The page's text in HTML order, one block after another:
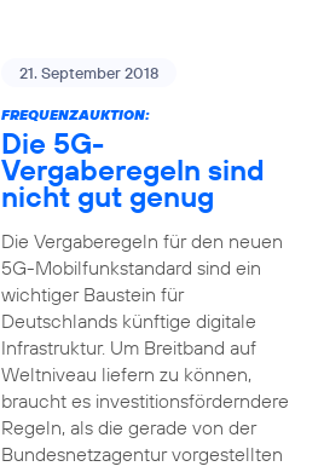
21. September 2018
FREQUENZAUKTION:
Die 5G-
Vergaberegeln sind
nicht gut genug
Die Vergaberegeln für den neuen
5G-Mobilfunkstandard sind ein
wichtiger Baustein für
Deutschlands künftige digitale
Infrastruktur. Um Breitband auf
Weltniveau liefern zu können,
braucht es investitionsförderndere
Regeln, als die gerade von der
Bundesnetzagentur vorgestellten